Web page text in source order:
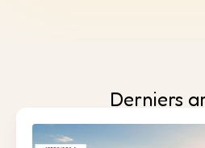
Derniers